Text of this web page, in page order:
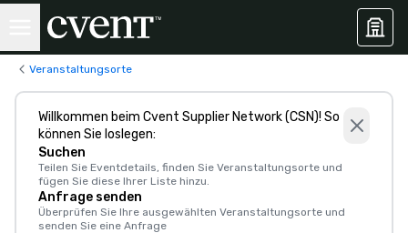
Veranstaltungsorte
Willkommen beim Cvent Supplier Network (CSN)! So
können Sie loslegen:
Suchen
Teilen Sie Eventdetails, finden Sie Veranstaltungsorte und
fügen Sie diese Ihrer Liste hinzu.
Anfrage senden
Überprüfen Sie Ihre ausgewählten Veranstaltungsorte und
senden Sie eine Anfrage